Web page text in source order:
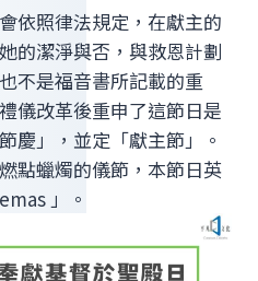
依照律法規定，在獻主的
的潔淨與否，與救恩計劃
不是福音書所記載的重
儀改革後重申了這節日是
慶」，並定「獻主節」。
點蠟燭的儀節，本節日英
」。